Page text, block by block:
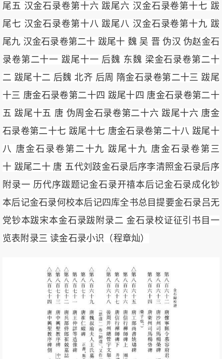
尾五 汉金石录卷第十六 跋尾六 汉金石录卷第十七 跋
尾七 汉金石录卷第十八 跋尾八 汉金石录卷第十九 跋
尾九 汉金石录卷第二十 跋尾十 魏 吴 晋 伪汉 伪赵金石
录卷第二十一 跋尾十一 后魏 东魏 梁金石录卷第二十
二 跋尾十二 后魏 北齐 后周 隋金石录卷第二十三 跋尾
十三 唐金石录卷第二十四 跋尾十四 唐金石录卷第二十
五 跋尾十五 唐 伪周金石录卷第二十六 跋尾十六 唐金
石录卷第二十七 跋尾十七 唐金石录卷第二十八 跋尾十
八 唐金石录卷第二十九 跋尾十九 唐金石录卷第三
十 跋尾二十 唐 五代刘跂金石录后序李清照金石录后序
附录一 历代序跋题记金石录开禧本后记金石录成化钞
本后记金石录何校本后记四库全书总目提要金石录吕无
党钞本跋宋本金石录跋附录二 金石录校证征引书目一
览表附录三 读金石录小识（程章灿）